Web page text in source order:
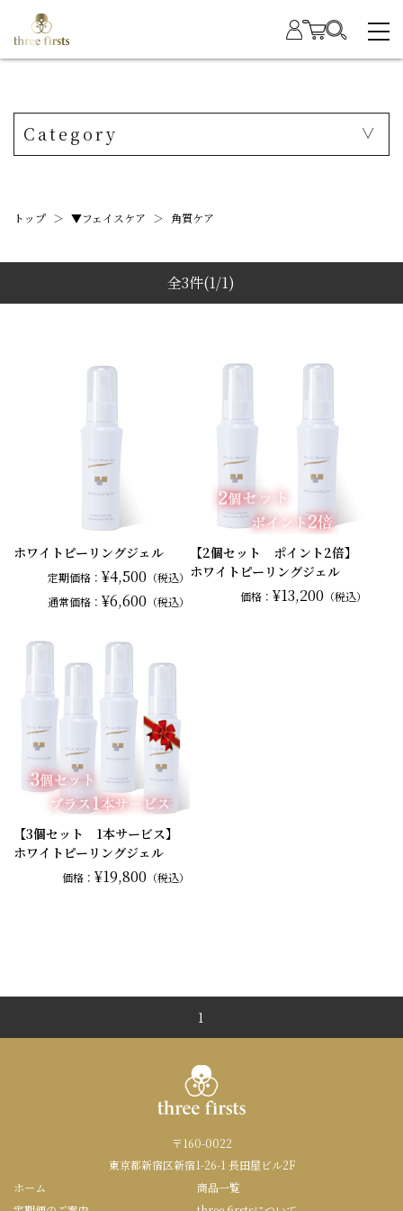
Category
トップ ＞ ▼フェイスケア ＞ 角質ケア
全3件(1/1)
ホワイトピーリングジェル
定期価格： ¥4,500 （税込）
通常価格： ¥6,600 （税込）
【2個セット ポイント2倍】
ホワイトピーリングジェル
価格： ¥13,200 （税込）
【3個セット 1本サービス】
ホワイトピーリングジェル
価格：¥19,800 （税込）
1
〒160-0022
東京都新宿区新宿1-26-1 長田屋ビル2F
ホーム
商品一覧